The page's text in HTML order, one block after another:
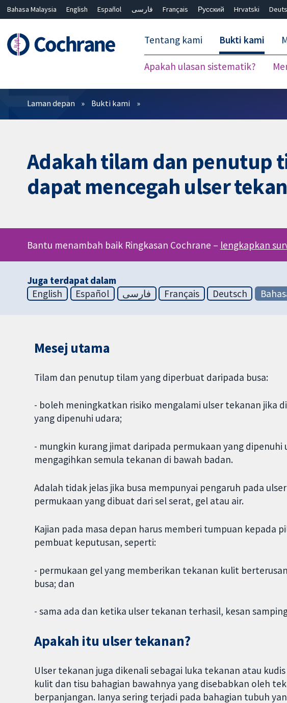
Bahasa Malaysia English Español فارسی Français Русский Hrvatski
Tentang kami Bukti kami
Apakah ulasan sistematik?
Penapis
Laman depan Bukti kami
Adakah tilam dan penutup
dapat mencegah ulser
Bantu menambah baik Ringkasan Cochrane – lengkapkan
Juga terdapat dalam
English
Español فارسی Français Deutsch
Mesej utama
Tilam dan penutup tilam yang diperbuat daripada busa:
- boleh meningkatkan risiko mengalami ulser tekanan jika
yang dipenuhi udara;
- mungkin kurang jimat daripada permukaan yang dipenuhi
mengagihkan semula tekanan di bawah badan.
Adalah tidak jelas jika busa mempunyai pengaruh pada
permukaan yang dibuat dari sel serat, gel atau air.
Kajian pada masa depan harus memberi tumpuan kepada
pembuat keputusan, seperti:
- permukaan gel yang memberikan tekanan kulit
busa; dan
- sama ada dan ketika ulser tekanan terhasil, kesan
Apakah itu ulser tekanan?
Ulser tekanan juga dikenali sebagai luka tekanan atau
kulit dan tisu bahagian bawahnya yang disebabkan oleh
berpanjangan. Ianya sering terjadi pada bahagian tubuh